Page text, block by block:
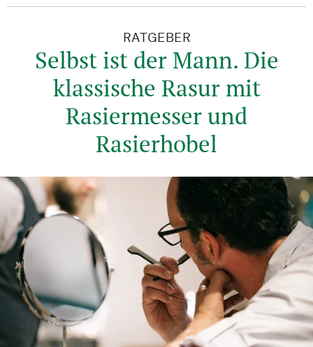
RATGEBER
Selbst ist der Mann. Die
klassische Rasur mit
Rasiermesser und
Rasierhobel